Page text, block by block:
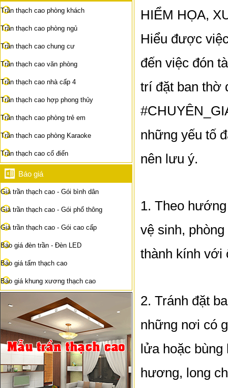
Trần thạch cao phòng khách
Trần thạch cao phòng ngủ
Trần thạch cao chung cư
Trần thạch cao văn phòng
Trần thạch cao nhà cấp 4
Trần thạch cao hợp phong thủy
Trần thạch cao phòng trẻ em
Trần thạch cao phòng Karaoke
Trần thạch cao cổ điển
Báo giá
Giá trần thạch cao - Gói bình dân
Giá trần thạch cao - Gói phổ thông
Giá trần thạch cao - Gói cao cấp
Báo giá đèn trần - Đèn LED
Báo giá tấm thạch cao
Báo giá khung xương thạch cao
HIỂM HỌA,
Hiểu được
đến việc đón
trí đặt ban thờ
những yếu tố
nên lưu ý.
1. Theo
vệ sinh,
thành kính với
2. Tránh đặt
những nơi có
lửa hoặc bùng
hương, long